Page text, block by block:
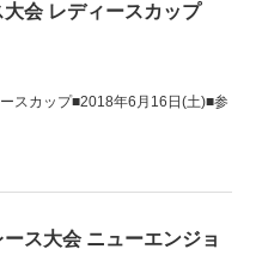
会 レディースカップ
スカップ■2018年6月16日(土)■参
ス大会 ニューエンジョ